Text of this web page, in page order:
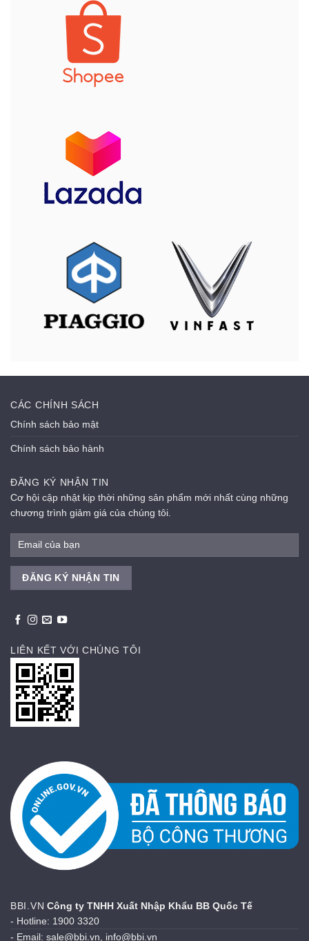
CÁC CHÍNH SÁCH
Chính sách bảo mật
Chính sách bảo hành
ĐĂNG KÝ NHẬN TIN
Cơ hội cập nhật kịp thời những sản phẩm mới nhất cùng những
chương trình giảm giá của chúng tôi.
LIÊN KẾT VỚI CHÚNG TÔI
BBI.VN Công ty TNHH Xuất Nhập Khẩu BB Quốc Tế
- Hotline: 1900 3320
- Email: sale@bbi.vn, info@bbi.vn